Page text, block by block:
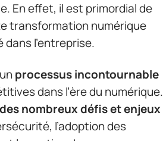
En effet, il est primordial de
transformation numérique
l’entreprise.
processus incontournable
dans l’ère du numérique.
nombreux défis et enjeux
l’adoption des